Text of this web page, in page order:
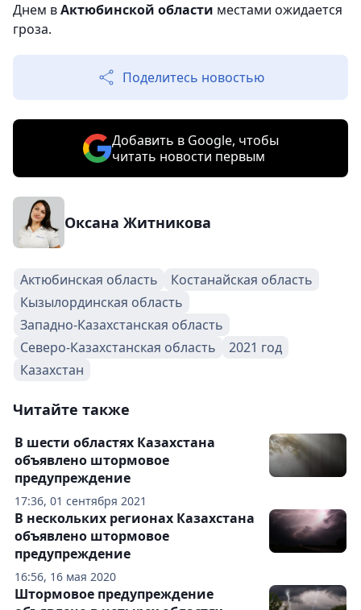
Днем вАктюбинской области местами ожидается
гроза.
Поделитесь новостью
Добавить в Google, чтобы
читать новости первым
Оксана Житникова
Актюбинская область
Костанайская область
Кызылординская область
Западно-Казахстанская область
Северо-Казахстанская область
2021 год
Казахстан
Читайте также
17:36, 01 сентября 2021
В шести областях Казахстана
объявлено штормовое
предупреждение
16:56, 16 мая 2020
В нескольких регионах Казахстана
объявлено штормовое
предупреждение
Штормовое предупреждение